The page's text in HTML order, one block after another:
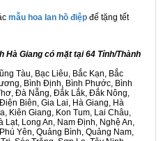
mẫu hoa lan hồ điệp để tặng tết
Hà Giang có mặt tại 64 Tỉnh/Thành
Tàu, Bạc Liêu, Bắc Kạn, Bắc
Bình Định, Bình Phước, Bình
Đà Nẵng, Đắk Lắk, Đắk Nông,
Biên, Gia Lai, Hà Giang, Hà
Kiên Giang, Kon Tum, Lai Châu,
Long An, Nam Định, Nghệ An,
Yên, Quảng Bình, Quảng Nam,